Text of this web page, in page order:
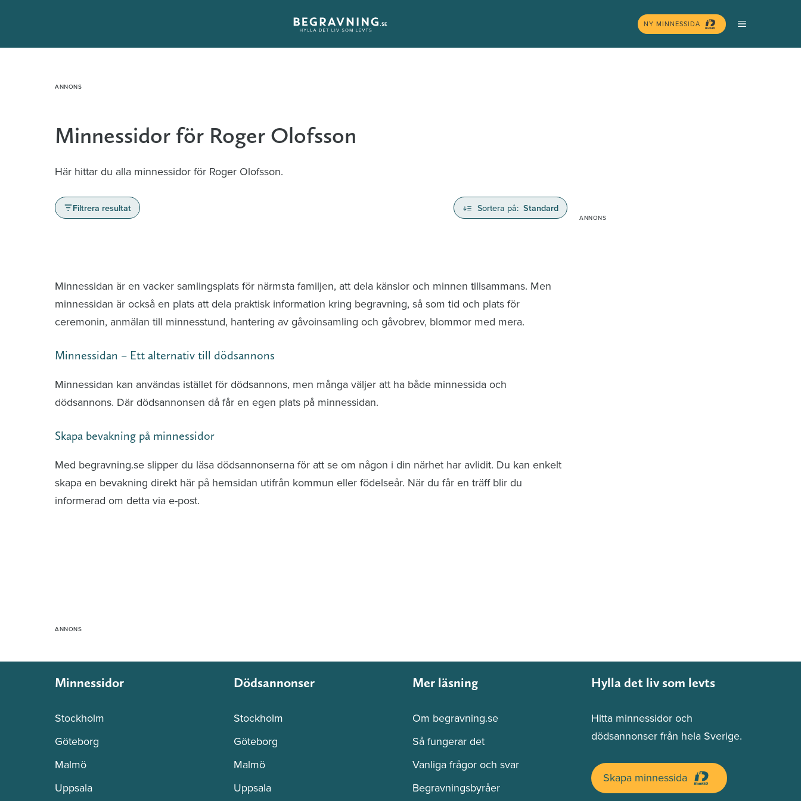
innehåll
NY MINNESSIDA MENY
Minnessidor för Roger Olofsson
Här hittar du alla minnessidor för Roger Olofsson.
Filtrera resultat Sortera på: Standard
Minnessidan är en vacker samlingsplats för närmsta familjen, att dela känslor och minnen tillsammans. Men
minnessidan är också en plats att dela praktisk information kring begravning, så som tid och plats för
ceremonin, anmälan till minnesstund, hantering av gåvoinsamling och gåvobrev, blommor med mera.
Minnessidan – Ett alternativ till dödsannons
Minnessidan kan användas istället för dödsannons, men många väljer att ha både minnessida och
dödsannons. Där dödsannonsen då får en egen plats på minnessidan.
Skapa bevakning på minnessidor
Med begravning.se slipper du läsa dödsannonserna för att se om någon i din närhet har avlidit. Du kan enkelt
skapa en bevakning direkt här på hemsidan utifrån kommun eller födelseår. När du får en träff blir du
informerad om detta via e-post.
Minnessidor
Stockholm
Göteborg
Malmö
Uppsala
Dödsannonser
Stockholm
Göteborg
Malmö
Uppsala
Mer läsning
Om begravning.se
Så fungerar det
Vanliga frågor och svar
Begravningsbyråer
Hylla det liv som levts
Hitta minnessidor och
dödsannonser från hela Sverige.
Skapa minnessida